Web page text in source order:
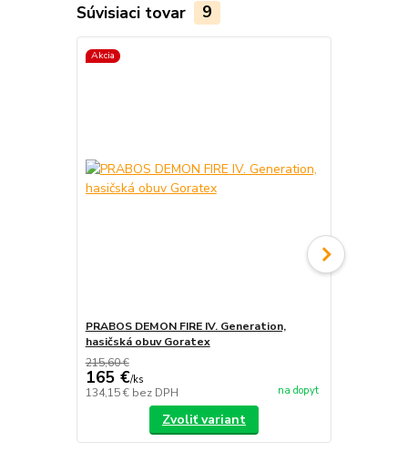
Súvisiaci tovar 9
Akcia
PRABOS DEMON FIRE IV. Generation,
hasičská obuv Goratex
215,60 €
165 €/ks
134,15 € bez DPH na dopyt
Zvoliť variant